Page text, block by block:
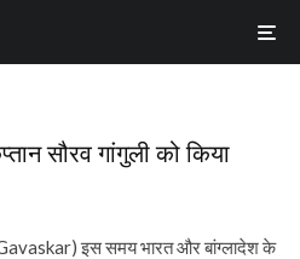
सौरव गांगुली को किया
इस समय भारत और बांग्लादेश के